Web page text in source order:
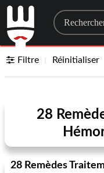
Search
Filtre Réinitialiser
28
28 Remèdes